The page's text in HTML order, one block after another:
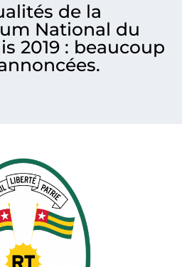
de la
National du
2019 : beaucoup